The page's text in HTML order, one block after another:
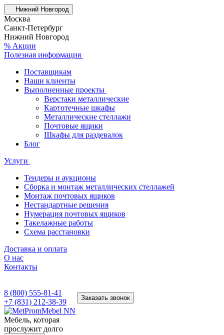
Нижний Новгород
Москва
Санкт-Петербург
Нижний Новгород
% Акции
Полезная информация
Поставщикам
Наши клиенты
Выполненные проекты
Верстаки металлические
Картотечные шкафы
Металлические стеллажи
Почтовые ящики
Шкафы для раздевалок
Блог
Услуги
Тендеры и аукционы
Сборка и монтаж металлических стеллажей
Монтаж почтовых ящиков
Нестандартные решения
Нумерация почтовых ящиков
Такелажные работы
Схема расстановки
Доставка и оплата
О нас
Контакты
8 (800) 555-81-41
+7 (831) 212-38-39
Заказать звонок
Мебель, которая
прослужит долго